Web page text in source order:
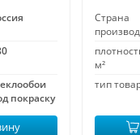
покраску
Страна
м²
тип